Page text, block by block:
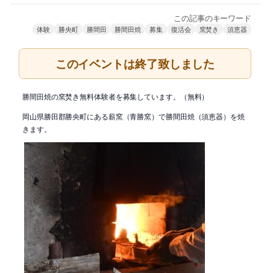
この記事のキーワード
体験 勝央町 勝間田 勝間田焼 募集 復活会 窯焚き 須恵器
このイベントは終了致しました
勝間田焼の窯焚き無料体験者を募集しています。（無料）
岡山県勝田郡勝央町にある薪窯（青勝窯）で勝間田焼（須恵器）を焼
きます。